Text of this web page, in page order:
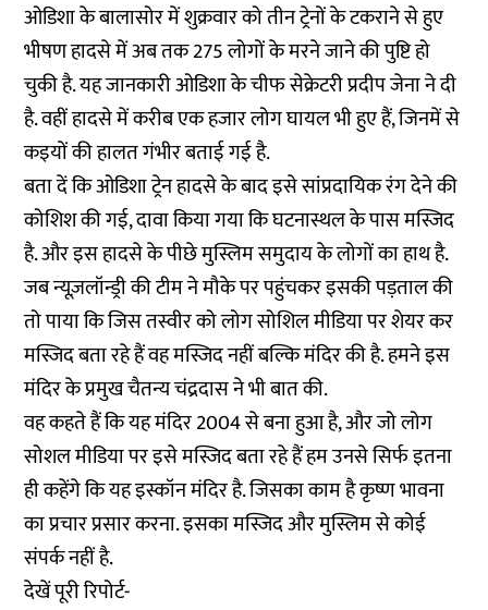
ओडिशा के बालासोर में शुक्रवार को तीन ट्रेनों के टकराने से हुए
भीषण हादसे में अब तक 275 लोगों के मरने जाने की पुष्टि हो
चुकी है. यह जानकारी ओडिशा के चीफ सेक्रेटरी प्रदीप जेना ने दी
है. वहीं हादसे में करीब एक हजार लोग घायल भी हुए हैं, जिनमें से
कइयों की हालत गंभीर बताई गई है.
बता दें कि ओडिशा ट्रेन हादसे के बाद इसे सांप्रदायिक रंग देने की
कोशिश की गई, दावा किया गया कि घटनास्थल के पास मस्जिद
है. और इस हादसे के पीछे मुस्लिम समुदाय के लोगों का हाथ है.
जब न्यूज़लॉन्ड्री की टीम ने मौके पर पहुंचकर इसकी पड़ताल की
तो पाया कि जिस तस्वीर को लोग सोशिल मीडिया पर शेयर कर
मस्जिद बता रहे हैं वह मस्जिद नहीं बल्कि मंदिर की है. हमने इस
मंदिर के प्रमुख चैतन्य चंद्रदास ने भी बात की.
वह कहते हैं कि यह मंदिर 2004 से बना हुआ है, और जो लोग
सोशल मीडिया पर इसे मस्जिद बता रहे हैं हम उनसे सिर्फ इतना
ही कहेंगे कि यह इस्कॉन मंदिर है. जिसका काम है कृष्ण भावना
का प्रचार प्रसार करना. इसका मस्जिद और मुस्लिम से कोई
संपर्क नहीं है.
देखें पूरी रिपोर्ट-